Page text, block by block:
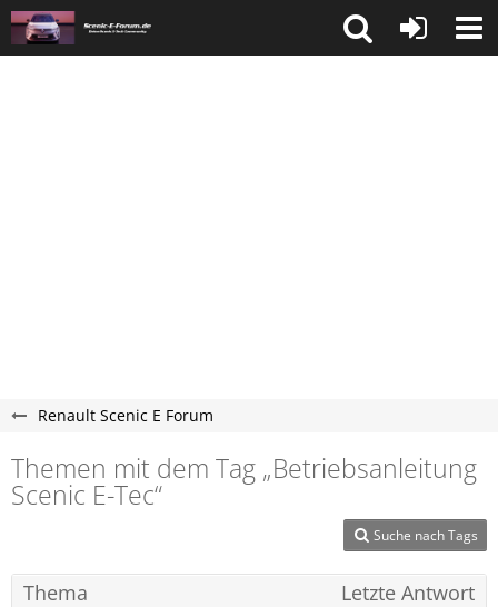
Renault Scenic E Forum
Themen mit dem Tag „Betriebsanleitung
Scenic E-Tec“
Suche nach Tags
Thema Letzte Antwort